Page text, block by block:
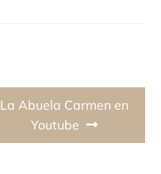
Next
La Abuela Carmen en
Youtube